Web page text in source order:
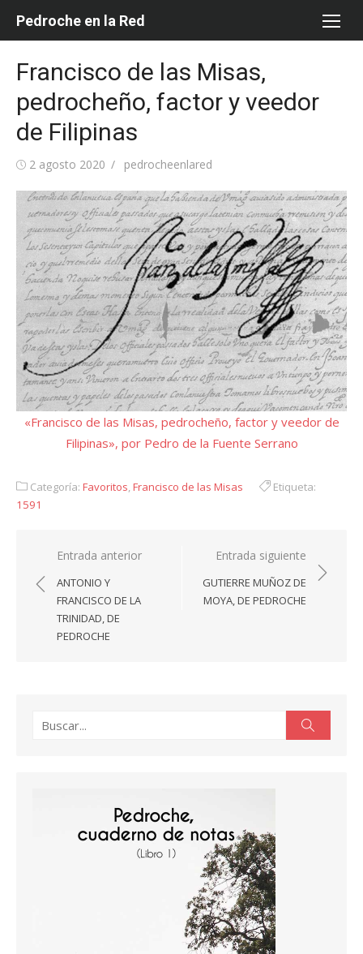
Pedroche en la Red
Francisco de las Misas,
pedrocheño, factor y veedor
de Filipinas
Publicada
2 agosto 2020 Autor
pedrocheenlared
«Francisco de las Misas, pedrocheño, factor y veedor de
Filipinas», por Pedro de la Fuente Serrano
Categoría: Favoritos,Francisco de las Misas
Etiqueta:
1591
Navegación
de
entradas
Entrada anterior
ANTONIO Y
FRANCISCO DE LA
TRINIDAD, DE
PEDROCHE
Entrada siguiente
GUTIERRE MUÑOZ DE
MOYA, DE PEDROCHE
Buscar: